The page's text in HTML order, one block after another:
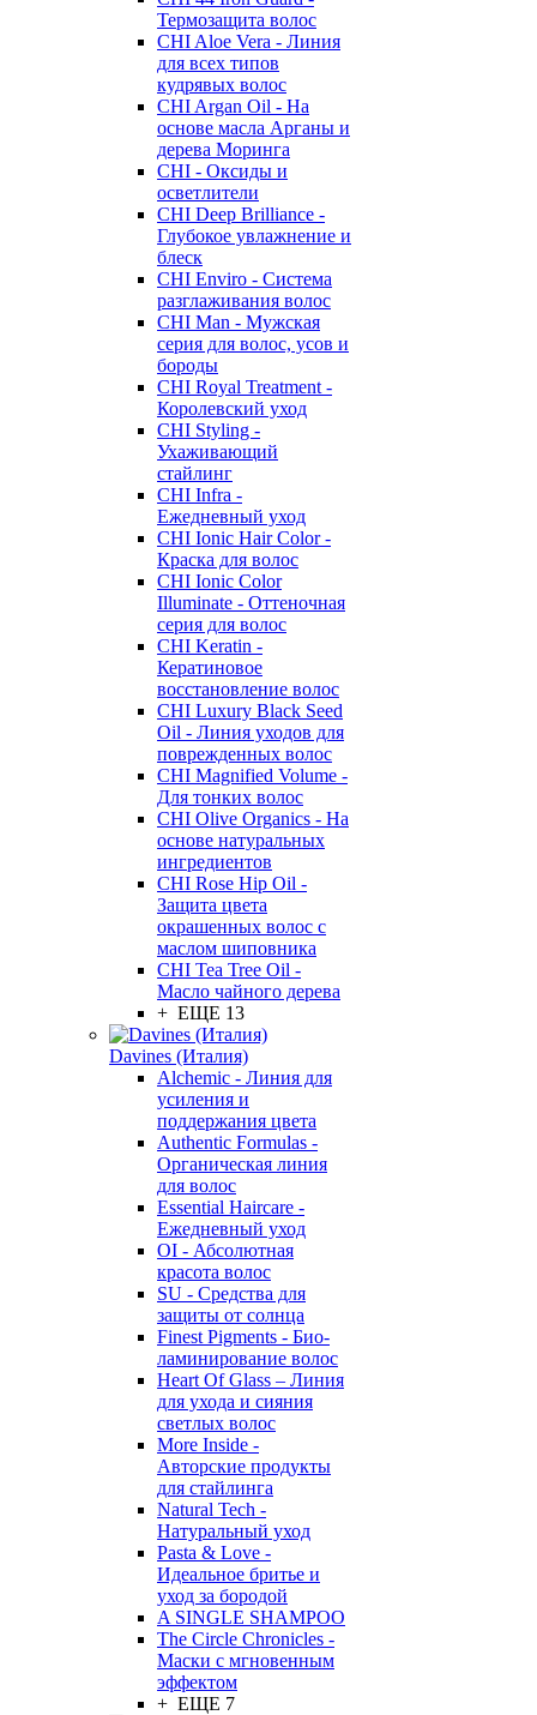
Термозащита волос
CHI Aloe Vera - Линия
для всех типов
кудрявых волос
CHI Argan Oil - На
основе масла Арганы и
дерева Моринга
CHI - Оксиды и
осветлители
CHI Deep Brilliance -
Глубокое увлажнение и
блеск
CHI Enviro - Система
разглаживания волос
CHI Man - Мужская
серия для волос, усов и
бороды
CHI Royal Treatment -
Королевский уход
CHI Styling -
Ухаживающий
стайлинг
CHI Infra -
Ежедневный уход
CHI Ionic Hair Color -
Краска для волос
CHI Ionic Color
Illuminate - Оттеночная
серия для волос
CHI Keratin -
Кератиновое
восстановление волос
CHI Luxury Black Seed
Oil - Линия уходов для
поврежденных волос
CHI Magnified Volume -
Для тонких волос
CHI Olive Organics - На
основе натуральных
ингредиентов
CHI Rose Hip Oil -
Защита цвета
окрашенных волос с
маслом шиповника
CHI Tea Tree Oil -
Масло чайного дерева
+ ЕЩЕ 13
Davines (Италия)
Alchemic - Линия для
усиления и
поддержания цвета
Authentic Formulas -
Органическая линия
для волос
Essential Haircare -
Eжедневный уход
OI - Абсолютная
красота волос
SU - Средства для
защиты от солнца
Finest Pigments - Био-
ламинирование волос
Heart Of Glass – Линия
для ухода и сияния
светлых волос
More Inside -
Авторские продукты
для стайлинга
Natural Tech -
Натуральный уход
Pasta & Love -
Идеальное бритье и
уход за бородой
A SINGLE SHAMPOO
The Circle Chronicles -
Маски с мгновенным
эффектом
+ ЕЩЕ 7